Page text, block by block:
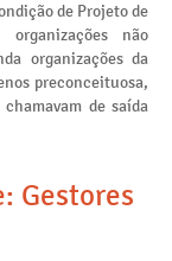
de Projeto de
não
organizações da
preconceituosa,
de saída
Gestores